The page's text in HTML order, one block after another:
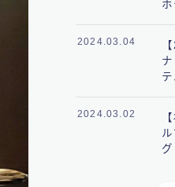
2024.03.04
2024.03.02